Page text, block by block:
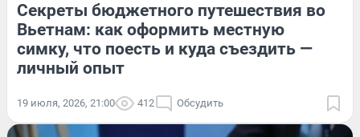
Секреты бюджетного путешествия во
Вьетнам: как оформить местную
симку, что поесть и куда съездить —
личный опыт
19 июля, 2026, 21:00 412 Обсудить